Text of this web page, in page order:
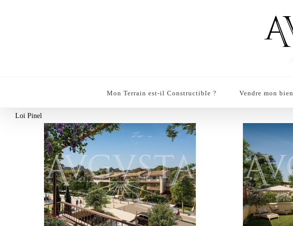
Mon Terrain est-il Constructible ? Vendre mon bien
Loi Pinel